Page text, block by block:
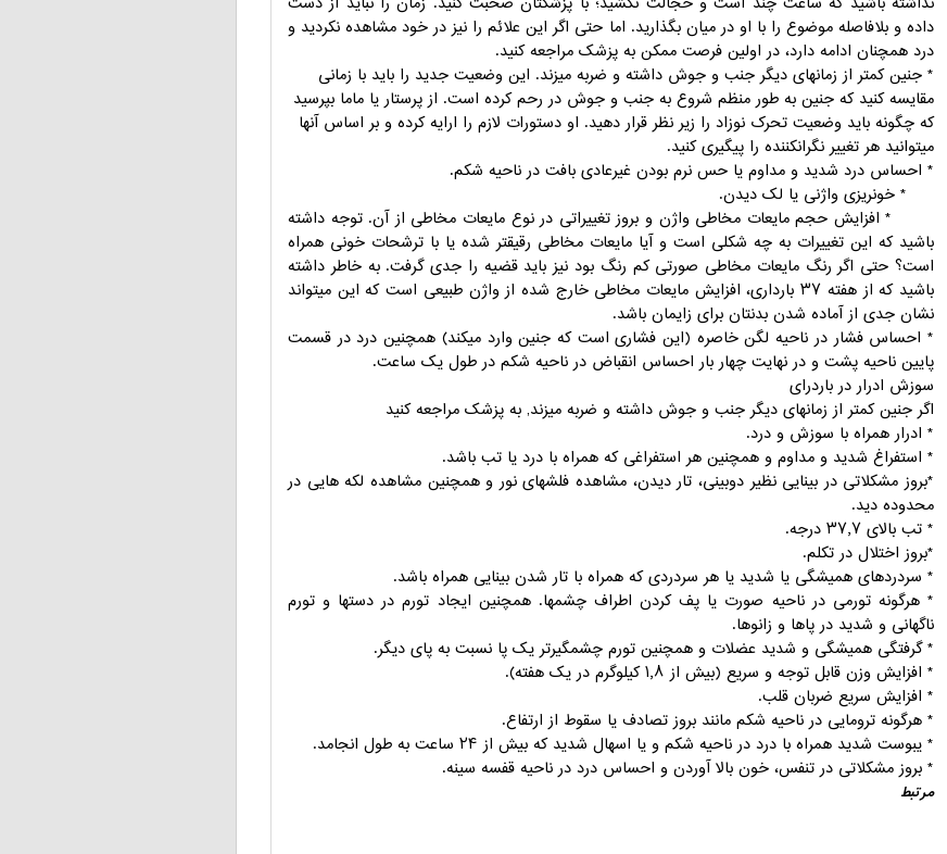
داده و بلافاصله موضوع را با او در میان بگذارید. اما حتی اگر این علائم را نیز در خود مشاهده نکردید و
درد همچنان ادامه دارد، در اولین فرصت ممکن به پزشک مراجعه کنید.
* جنین کمتر از زمانهای دیگر جنب و جوش داشته و ضربه میزند. این وضعیت جدید را باید با زمانی
مقایسه کنید که جنین به طور منظم شروع به جنب و جوش در رحم کرده است. از پرستار یا ماما بپرسید
که چگونه باید وضعیت تحرک نوزاد را زیر نظر قرار دهید. او دستورات لازم را ارایه کرده و بر اساس آنها
میتوانید هر تغییر نگرانکننده را پیگیری کنید.
* احساس درد شدید و مداوم یا حس نرم بودن غیرعادی بافت در ناحیه شکم.
* خونریزی واژنی یا لک دیدن.
* افزایش حجم مایعات مخاطی واژن و بروز تغییراتی در نوع مایعات مخاطی از آن. توجه داشته
باشید که این تغییرات به چه شکلی است و آیا مایعات مخاطی رقیقتر شده یا با ترشحات خونی همراه
است؟ حتی اگر رنگ مایعات مخاطی صورتی کم رنگ بود نیز باید قضیه را جدی گرفت. به خاطر داشته
باشید که از هفته ۳۷ بارداری، افزایش مایعات مخاطی خارج شده از واژن طبیعی است که این میتواند
نشان جدی از آماده شدن بدنتان برای زایمان باشد.
* احساس فشار در ناحیه لگن خاصره (این فشاری است که جنین وارد میکند) همچنین درد در قسمت
پایین ناحیه پشت و در نهایت چهار بار احساس انقباض در ناحیه شکم در طول یک ساعت.
سوزش ادرار در باردرای
اگر جنین کمتر از زمانهای دیگر جنب و جوش داشته و ضربه میزند, به پزشک مراجعه کنید
* ادرار همراه با سوزش و درد.
* استفراغ شدید و مداوم و همچنین هر استفراغی که همراه با درد یا تب باشد.
*بروز مشکلاتی در بینایی نظیر دوبینی، تار دیدن، مشاهده فلشهای نور و همچنین مشاهده لکه هایی در
محدوده دید.
* تب بالای ۳۷٫۷ درجه.
*بروز اختلال در تکلم.
* سردردهای همیشگی یا شدید یا هر سردردی که همراه با تار شدن بینایی همراه باشد.
* هرگونه تورمی در ناحیه صورت یا پف کردن اطراف چشمها. همچنین ایجاد تورم در دستها و تورم
ناگهانی و شدید در پاها و زانوها.
* گرفتگی همیشگی و شدید عضلات و همچنین تورم چشمگیرتر یک پا نسبت به پای دیگر.
* افزایش وزن قابل توجه و سریع (بیش از ۱٫۸ کیلوگرم در یک هفته).
* افزایش سریع ضربان قلب.
* هرگونه ترومایی در ناحیه شکم مانند بروز تصادف یا سقوط از ارتفاع.
* یبوست شدید همراه با درد در ناحیه شکم و یا اسهال شدید که بیش از ۲۴ ساعت به طول انجامد.
* بروز مشکلاتی در تنفس، خون بالا آوردن و احساس درد در ناحیه قفسه سینه.
مرتبط